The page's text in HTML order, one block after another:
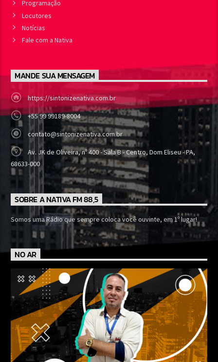
Programação
Locutores
Notícias
Fale com a Nativa
MANDE SUA MENSAGEM
https://sintonizenativa.com.br
+55 99 99189-8004
contato@sintonizenativa.com.br
Av. JK de Oliveira, nº 400 - Sala B - Centro, Dom Eliseu - PA,
68633-000
SOBRE A NATIVA FM 88,5
Somos uma Rádio que sempre coloca você ouvinte, em 1º lugar!
NO AR